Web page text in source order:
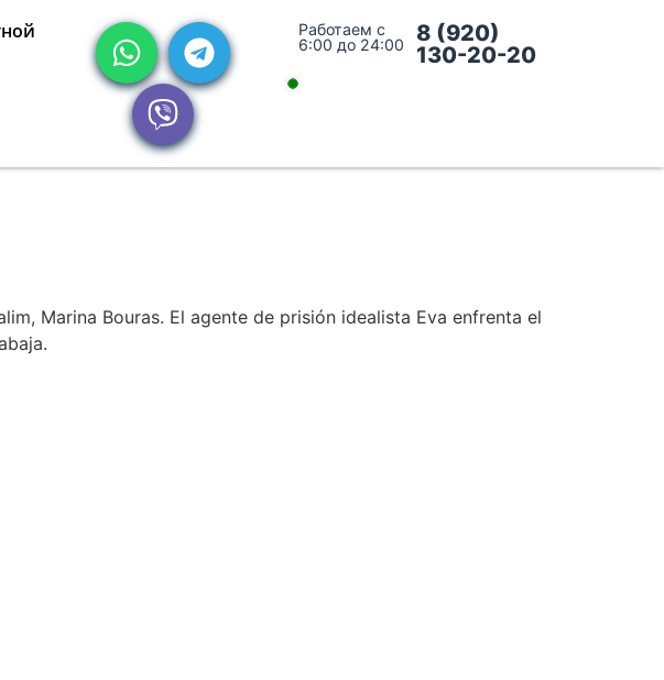
Работаем с
6:00 до 24:00
8 (920)
130-20-20
Marina Bouras. El agente de prisión idealista Eva enfrenta el